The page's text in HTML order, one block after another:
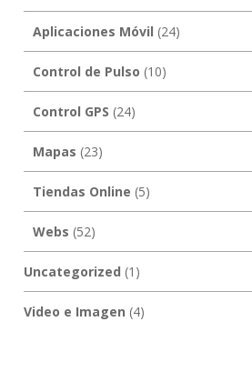
Aplicaciones Móvil (24)
Control de Pulso (10)
Control GPS (24)
Mapas (23)
Tiendas Online (5)
Webs (52)
Uncategorized (1)
Video e Imagen (4)